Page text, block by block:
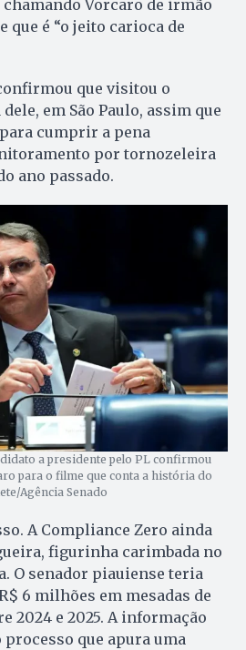
Vorcaro de irmão
que é “o jeito carioca de
que visitou o
em São Paulo, assim que
cumprir a pena
por tornozeleira
ano passado.
a presidente pelo PL confirmou
para o filme que conta a história do
Agência Senado
A Compliance Zero ainda
figurinha carimbada no
O senador piauiense teria
6 milhões em mesadas de
2024 e 2025. A informação
processo que apura uma